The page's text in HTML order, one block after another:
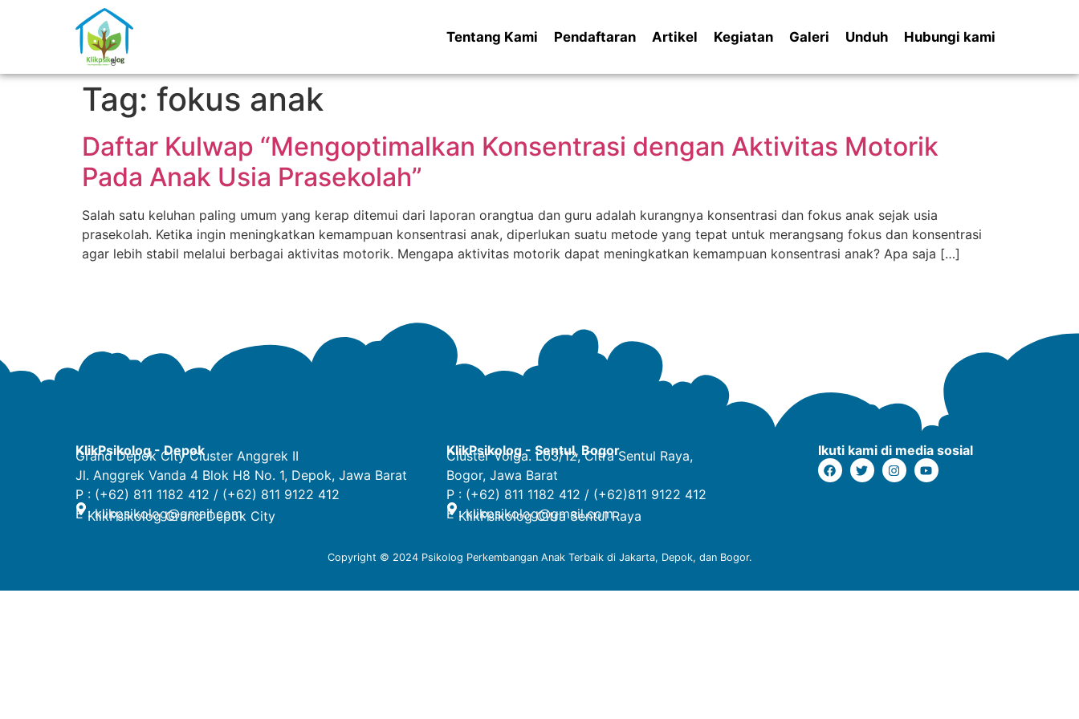
Tentang Kami Pendaftaran Artikel Kegiatan Galeri Unduh Hubungi kami
Tag: fokus anak
Daftar Kulwap “Mengoptimalkan Konsentrasi dengan Aktivitas Motorik
Pada Anak Usia Prasekolah”
Salah satu keluhan paling umum yang kerap ditemui dari laporan orangtua dan guru adalah kurangnya konsentrasi dan fokus anak sejak usia
prasekolah. Ketika ingin meningkatkan kemampuan konsentrasi anak, diperlukan suatu metode yang tepat untuk merangsang fokus dan konsentrasi
agar lebih stabil melalui berbagai aktivitas motorik. Mengapa aktivitas motorik dapat meningkatkan kemampuan konsentrasi anak? Apa saja […]
KlikPsikolog - Depok
Grand Depok City Cluster Anggrek II
Jl. Anggrek Vanda 4 Blok H8 No. 1, Depok, Jawa Barat
P : (+62) 811 1182 412 / (+62) 811 9122 412
E :klikpsikolog@gmail.com
KlikPsikolog Grand Depok City
KlikPsikolog - Sentul, Bogor
Cluster Volga. L03/12, Citra Sentul Raya,
Bogor, Jawa Barat
P : (+62) 811 1182 412 / (+62)811 9122 412
E :klikpsikolog@gmail.com
KlikPsikolog Citra Sentul Raya
Ikuti kami di media sosial
Copyright © 2024 Psikolog Perkembangan Anak Terbaik di Jakarta, Depok, dan Bogor.